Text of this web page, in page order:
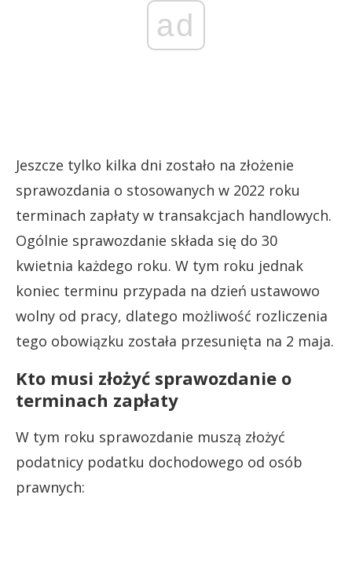
ad
Jeszcze tylko kilka dni zostało na złożenie
sprawozdania o stosowanych w 2022 roku
terminach zapłaty w transakcjach handlowych.
Ogólnie sprawozdanie składa się do 30
kwietnia każdego roku. W tym roku jednak
koniec terminu przypada na dzień ustawowo
wolny od pracy, dlatego możliwość rozliczenia
tego obowiązku została przesunięta na 2 maja.
Kto musi złożyć sprawozdanie o
terminach zapłaty
W tym roku sprawozdanie muszą złożyć
podatnicy podatku dochodowego od osób
prawnych: